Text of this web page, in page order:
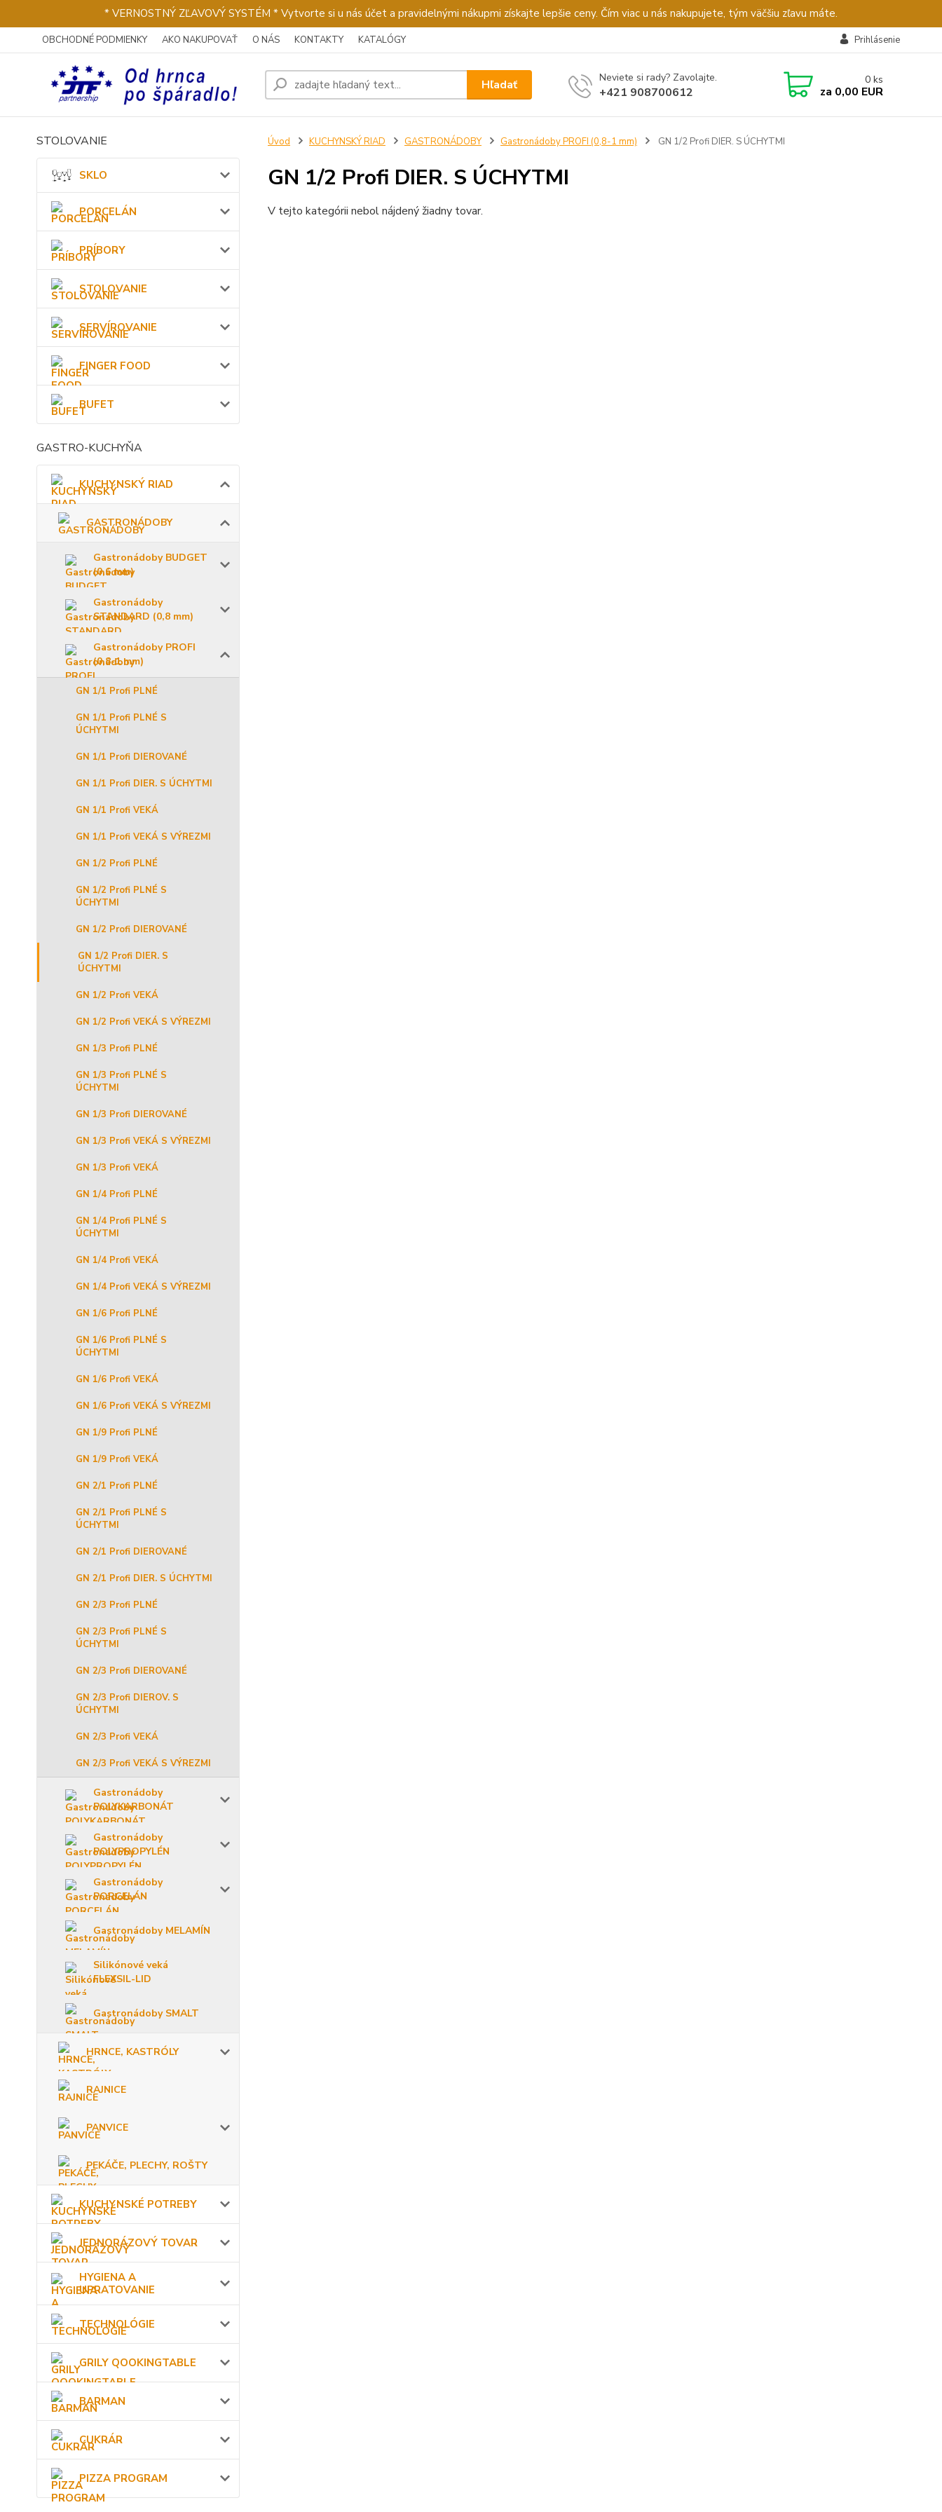
* VERNOSTNÝ ZĽAVOVÝ SYSTÉM * Vytvorte si u nás účet a pravidelnými nákupmi získajte lepšie ceny. Čím viac u nás nakupujete, tým väčšiu zľavu máte.
OBCHODNÉ PODMIENKY AKO NAKUPOVAŤ O NÁS KONTAKTY KATALÓGY Prihlásenie
Hľadať Neviete si rady? Zavolajte.
+421 908700612
0 ks
za 0,00 EUR
STOLOVANIE
SKLO
PORCELÁN
PRÍBORY
STOLOVANIE
SERVÍROVANIE
FINGER FOOD
BUFET
GASTRO-KUCHYŇA
KUCHYNSKÝ RIAD
GASTRONÁDOBY
Gastronádoby BUDGET
(0,6 mm)
Gastronádoby
STANDARD (0,8 mm)
Gastronádoby PROFI
(0,8-1 mm)
GN 1/1 Profi PLNÉ
GN 1/1 Profi PLNÉ S
ÚCHYTMI
GN 1/1 Profi DIEROVANÉ
GN 1/1 Profi DIER. S ÚCHYTMI
GN 1/1 Profi VEKÁ
GN 1/1 Profi VEKÁ S VÝREZMI
GN 1/2 Profi PLNÉ
GN 1/2 Profi PLNÉ S
ÚCHYTMI
GN 1/2 Profi DIEROVANÉ
GN 1/2 Profi DIER. S
ÚCHYTMI
GN 1/2 Profi VEKÁ
GN 1/2 Profi VEKÁ S VÝREZMI
GN 1/3 Profi PLNÉ
GN 1/3 Profi PLNÉ S
ÚCHYTMI
GN 1/3 Profi DIEROVANÉ
GN 1/3 Profi VEKÁ S VÝREZMI
GN 1/3 Profi VEKÁ
GN 1/4 Profi PLNÉ
GN 1/4 Profi PLNÉ S
ÚCHYTMI
GN 1/4 Profi VEKÁ
GN 1/4 Profi VEKÁ S VÝREZMI
GN 1/6 Profi PLNÉ
GN 1/6 Profi PLNÉ S
ÚCHYTMI
GN 1/6 Profi VEKÁ
GN 1/6 Profi VEKÁ S VÝREZMI
GN 1/9 Profi PLNÉ
GN 1/9 Profi VEKÁ
GN 2/1 Profi PLNÉ
GN 2/1 Profi PLNÉ S
ÚCHYTMI
GN 2/1 Profi DIEROVANÉ
GN 2/1 Profi DIER. S ÚCHYTMI
GN 2/3 Profi PLNÉ
GN 2/3 Profi PLNÉ S
ÚCHYTMI
GN 2/3 Profi DIEROVANÉ
GN 2/3 Profi DIEROV. S
ÚCHYTMI
GN 2/3 Profi VEKÁ
GN 2/3 Profi VEKÁ S VÝREZMI
Gastronádoby
POLYKARBONÁT
Gastronádoby
POLYPROPYLÉN
Gastronádoby
PORCELÁN
Gastronádoby MELAMÍN
Silikónové veká
FLEXSIL-LID
Gastronádoby SMALT
HRNCE, KASTRÓLY
RAJNICE
PANVICE
PEKÁČE, PLECHY, ROŠTY
KUCHYNSKÉ POTREBY
JEDNORÁZOVÝ TOVAR
HYGIENA A
UPRATOVANIE
TECHNOLÓGIE
GRILY QOOKINGTABLE
BARMAN
CUKRÁR
PIZZA PROGRAM
Úvod KUCHYNSKÝ RIAD GASTRONÁDOBY Gastronádoby PROFI (0,8-1 mm) GN 1/2 Profi DIER. S ÚCHYTMI
GN 1/2 Profi DIER. S ÚCHYTMI
V tejto kategórii nebol nájdený žiadny tovar.